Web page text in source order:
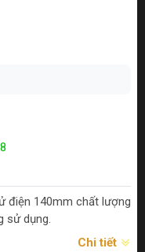
điện 140mm chất lượng
sử dụng.
Chi tiết